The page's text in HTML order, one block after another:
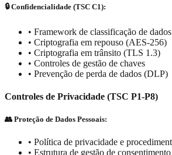
🔒 Confidencialidade (TSC C1):
• Framework de classificação de dados
• Criptografia em repouso (AES-256)
• Criptografia em trânsito (TLS 1.3)
• Controles de gestão de chaves
• Prevenção de perda de dados (DLP)
Controles de Privacidade (TSC P1-P8)
👥 Proteção de Dados Pessoais:
• Política de privacidade e
• Estrutura de gestão de consentimento